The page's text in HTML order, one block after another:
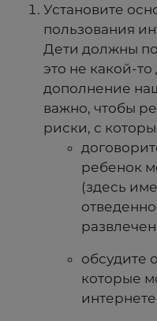
Установите
пользования
Дети должны
это не какой-
дополнение
важно, чтобы
риски, с
ребенок
(здесь
обсудите
которые